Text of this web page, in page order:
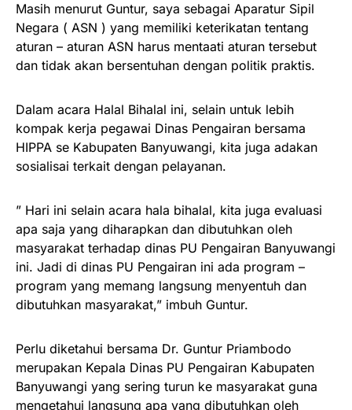
Masih menurut Guntur, saya sebagai Aparatur Sipil
Negara ( ASN ) yang memiliki keterikatan tentang
aturan – aturan ASN harus mentaati aturan tersebut
dan tidak akan bersentuhan dengan politik praktis.
Dalam acara Halal Bihalal ini, selain untuk lebih
kompak kerja pegawai Dinas Pengairan bersama
HIPPA se Kabupaten Banyuwangi, kita juga adakan
sosialisai terkait dengan pelayanan.
” Hari ini selain acara hala bihalal, kita juga evaluasi
apa saja yang diharapkan dan dibutuhkan oleh
masyarakat terhadap dinas PU Pengairan Banyuwangi
ini. Jadi di dinas PU Pengairan ini ada program –
program yang memang langsung menyentuh dan
dibutuhkan masyarakat,” imbuh Guntur.
Perlu diketahui bersama Dr. Guntur Priambodo
merupakan Kepala Dinas PU Pengairan Kabupaten
Banyuwangi yang sering turun ke masyarakat guna
mengetahui langsung apa yang dibutuhkan oleh